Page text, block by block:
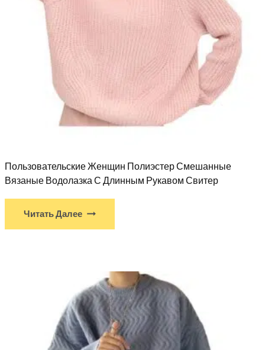
Пользовательские Женщин Полиэстер Смешанные
Вязаные Водолазка С Длинным Рукавом Свитер
Читать Далее